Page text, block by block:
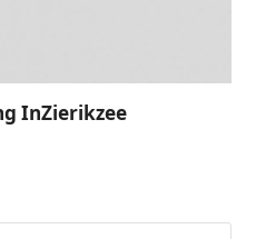
InZierikzee